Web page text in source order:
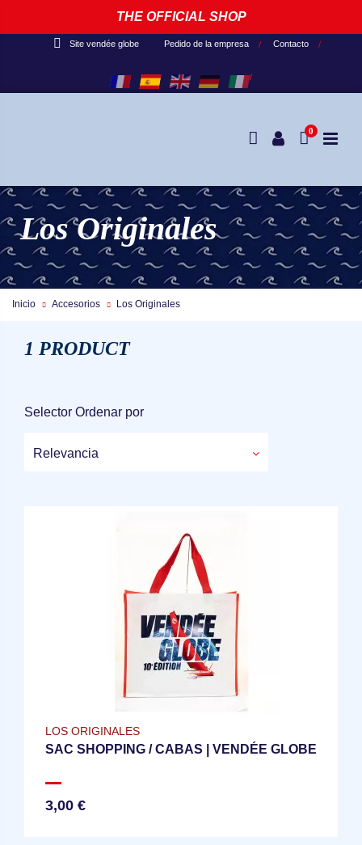
THE OFFICIAL SHOP
Site vendée globe Pedido de la empresa Contacto
0
Los Originales
Inicio Accesorios Los Originales
1 PRODUCT
Selector Ordenar por
Relevancia
LOS ORIGINALES
SAC SHOPPING / CABAS | VENDÉE GLOBE
3,00 €